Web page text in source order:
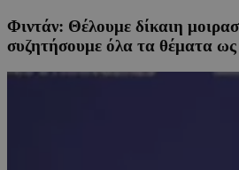
Φιντάν: Θέλουμε δίκαιη
συζητήσουμε όλα τα θέματα ως